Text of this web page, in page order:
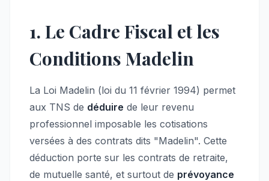
1. Le Cadre Fiscal et les
Conditions Madelin
La Loi Madelin (loi du 11 février 1994) permet
aux TNS de déduire de leur revenu
professionnel imposable les cotisations
versées à des contrats dits "Madelin". Cette
déduction porte sur les contrats de retraite,
de mutuelle santé, et surtout de prévoyance